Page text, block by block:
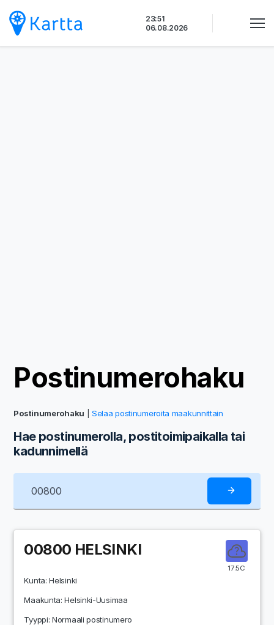
sisältöön
23:51
06.08.2026
Postinumerohaku
Postinumerohaku |Selaa postinumeroita maakunnittain
Hae postinumerolla, postitoimipaikalla tai
kadunnimellä
17.5C
00800 HELSINKI
Kunta:Helsinki
Maakunta:Helsinki-Uusimaa
Tyyppi: Normaali postinumero